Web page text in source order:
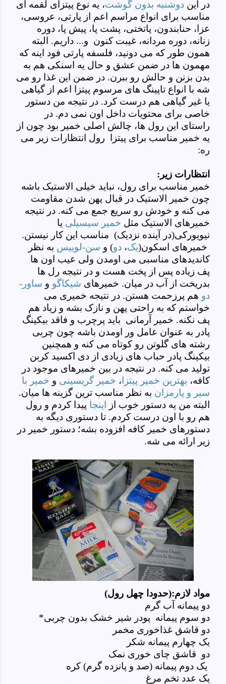
در این دوشنبه بدون گوشت، یه نوع پیتزای لقمه ای
مناسب برای انواع مراسم اعم از پارتی، عروسی،
عزا، حنابندون، پاتختی، پشت پا، پیش پا، دوره
زنانه، دوره مردانه، غیبت کنون و... داریم. البته
همون طور که می دونید، فلسفه پارتی فود اینه که
مهمون ها در ضمن عشق و حال یه اسنکی هم به
بدن بزنن و حالش رو ببرن. در ضمن این غذا رو می
شه با انواع تاپینگ های مرسوم پیتزا اعم از گیاهی
یا غیر گیاهی هم درست کرد. در نتیجه من دستور
خاصی برای محتویات داخل اون نمی دم. در
راستای این رول ها، چالش اصلی خمیر بود چون از
یه خمیر مناسب برای پیتزا رول انتظارات زیر می
ره:
انتظارات زیر:
خمیر مناسب برای رول، نباید خیلی الاستیک باشه
چون خمیر الاستیک در قبال پهن شدن مقاومت
می کنه و خودش رو سریع جمع می کنه. در نتیجه
خمیرهای الاستیک مثل خمیر سیسیلی یا
نیویورکی(در آینده نزدیک) مناسب این کار نیستن.
خمیرهای اسکون(یک، دو) و سن-لوییس به نظر
کاندیدهای مناسبی می اومدن ولی عیب اون ها
پف زیاده پس از پخت هست و در نتیجه رل ها
بدریخت از آب در میان. خمیرهای شیکاگو و ساور-
دو هم پرزحمت هستن. در نتیجه خمیری می
خواستم که به راحتی پهن و نازک بشه و زیاد هم
پف نکنه. خمیر آرمانی باید پرچرب و فاقد بیکینگ
پادر به عنوان عامل ور اومدن باشه چون چربی
رشته های گلوتن رو کوتاه می کنه و همچنین
بیکینگ پادر حباب های زیادی از دی اکسید کربن
تولید می کنه. در نتیجه در بین خمیرهای موجود در
کافه، بهترین خمیر پیتزا، خمیر گریسینی و خمیر با
سیر و پارمزان به نظر مناسب ترین گزینه ها میان.
البته من یه دستور خوب از اینجا پیدا کردم و رول
هم رو با اون درست کردم. تا دستوری دیگه به
دستورهای خمیر کافه افزوده بشه؛ دستور خمیر در
زیر ارائه می شه.
مواد لازم:(حدودا چهل رول)
دو پیمانه آب گرم
دو سوم پیمانه پودر شیر خشک بدون چربی*
دو قاشق غذاخوری مخمر
یک چهارم پیمانه شکر
دو قاشق چای خوری نمک
یک دوم پیمانه (صد و پانزده گرم) کره
یک عدد تخم مرغ